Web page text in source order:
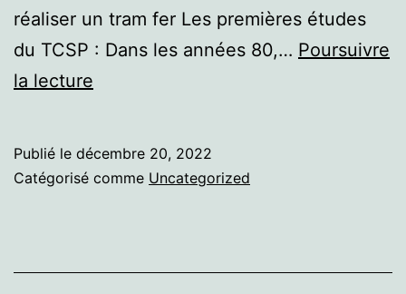
réaliser un tram fer Les premières études
du TCSP : Dans les années 80,… Poursuivre
la lecture
Publié le décembre 20, 2022
Catégorisé comme Uncategorized